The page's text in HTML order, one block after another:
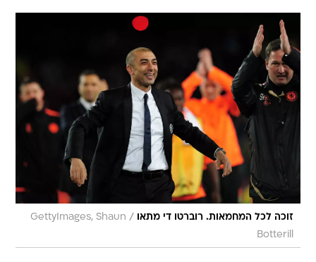
זוכה לכל המחמאות. רוברטו די מתאו /
GettyImages, Shaun
Botterill